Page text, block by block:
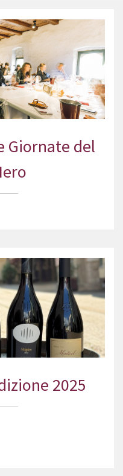
Giornate del
2025